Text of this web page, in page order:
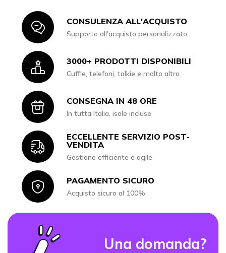
IconCONSULENZA ALL'ACQUISTO
Supporto all'acquisto personalizzato
Icon3000+ PRODOTTI DISPONIBILI
Cuffie, telefoni, talkie e molto altro
IconCONSEGNA IN 48 ORE
In tutta Italia, isole incluse
Icon
ECCELLENTE SERVIZIO POST-
VENDITA
Gestione efficiente e agile
IconPAGAMENTO SICURO
Acquisto sicuro al 100%
Una domanda?